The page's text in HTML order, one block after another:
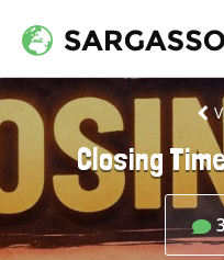
Closing
3